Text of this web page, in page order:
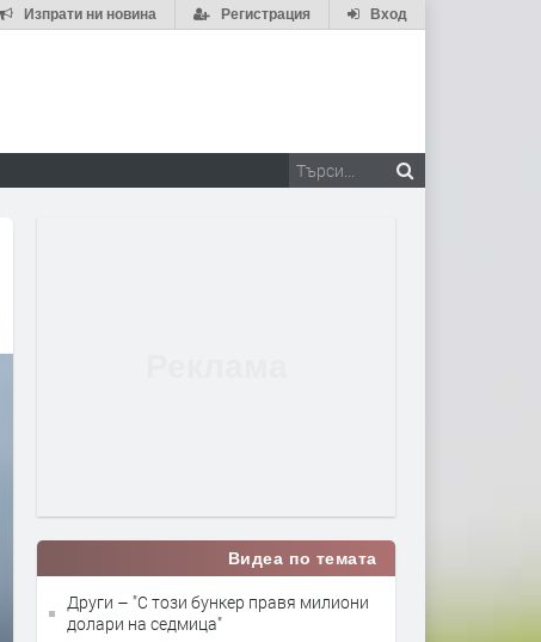
Вход
Регистрация
Изпрати ни новина
Видеа по темата
Други – "С този бункер правя милиони
долари на седмица"